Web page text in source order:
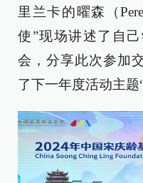
里兰卡的曜森（
使”现场讲述了自
会，分享此次参加
了下一年度活动主题